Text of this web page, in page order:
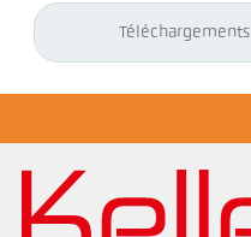
Téléchargements